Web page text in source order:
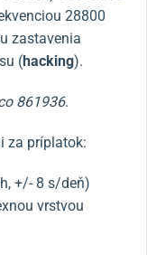
28800
zastavenia
(hacking).
861936.
za príplatok:
+/- 8 s/deň)
vrstvou